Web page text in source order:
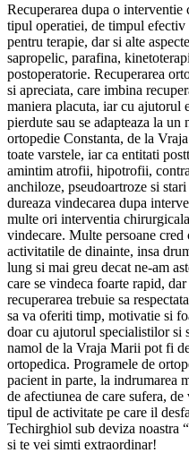
Recuperarea dupa o
tipul operatiei, de timpul efectiv
pentru terapie, dar si alte
sapropelic, parafina,
postoperatorie. Recuperarea
si apreciata, care imbina
maniera placuta, iar cu ajutorul
pierdute sau se adapteaza la
ortopedie Constanta, de la
toate varstele, iar ca entitati
amintim atrofii, hipotrofii,
anchiloze, pseudoartroze si
dureaza vindecarea dupa
multe ori interventia
vindecare. Multe persoane cred
activitatile de dinainte, insa
lung si mai greu decat ne-am
care se vindeca foarte rapid,
recuperarea trebuie sa
sa va oferiti timp, motivatie si
doar cu ajutorul specialistilor si
namol de la Vraja Marii pot fi
ortopedica. Programele de
pacient in parte, la indrumarea
de afectiunea de care sufera,
tipul de activitate pe care il
Techirghiol sub deviza noastra
si te vei simti extraordinar!